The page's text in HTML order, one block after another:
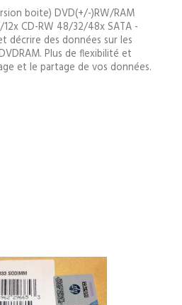
boite) DVD(+/-)RW/RAM
CD-RW 48/32/48x SATA -
décrire des données sur les
Plus de flexibilité et
et le partage de vos données.